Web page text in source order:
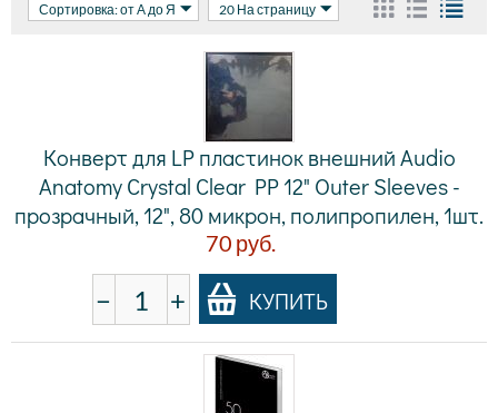
Сортировка: от А до Я 20 На страницу
Конверт для LP пластинок внешний Audio
Anatomy Crystal Clear PP 12" Outer Sleeves -
прозрачный, 12", 80 микрон, полипропилен, 1шт.
70 руб.
− + КУПИТЬ